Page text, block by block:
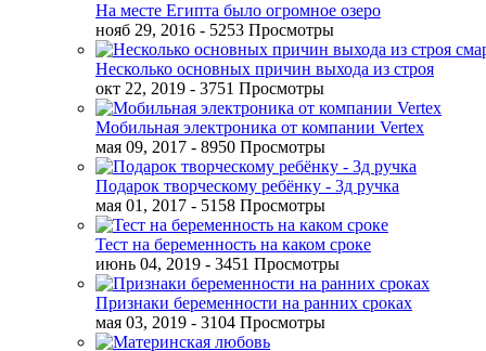
На месте Египта было огромное озеро
нояб 29, 2016 - 5253 Просмотры
Несколько основных причин выхода из строя
окт 22, 2019 - 3751 Просмотры
Мобильная электроника от компании Vertex
мая 09, 2017 - 8950 Просмотры
Подарок творческому ребёнку - 3д ручка
мая 01, 2017 - 5158 Просмотры
Тест на беременность на каком сроке
июнь 04, 2019 - 3451 Просмотры
Признаки беременности на ранних сроках
мая 03, 2019 - 3104 Просмотры